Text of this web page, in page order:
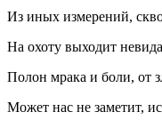
Из иных измерений,
На охоту выходит
Полон мрака и боли, от
Может нас не заметит,